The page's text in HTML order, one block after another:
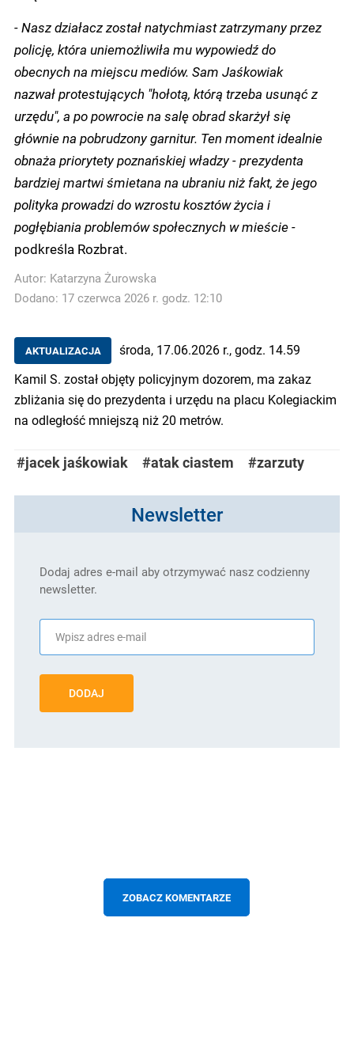
- Nasz działacz został natychmiast zatrzymany przez
policję, która uniemożliwiła mu wypowiedź do
obecnych na miejscu mediów. Sam Jaśkowiak
nazwał protestujących "hołotą, którą trzeba usunąć z
urzędu", a po powrocie na salę obrad skarżył się
głównie na pobrudzony garnitur. Ten moment idealnie
obnaża priorytety poznańskiej władzy - prezydenta
bardziej martwi śmietana na ubraniu niż fakt, że jego
polityka prowadzi do wzrostu kosztów życia i
pogłębiania problemów społecznych w mieście -
podkreśla Rozbrat.
Autor: Katarzyna Żurowska
Dodano: 17 czerwca 2026 r. godz. 12:10
AKTUALIZACJA
środa, 17.06.2026 r., godz. 14.59
Kamil S. został objęty policyjnym dozorem, ma zakaz
zbliżania się do prezydenta i urzędu na placu Kolegiackim
na odległość mniejszą niż 20 metrów.
#jacek jaśkowiak #atak ciastem #zarzuty
Newsletter
Dodaj adres e-mail aby otrzymywać nasz codzienny
newsletter.
DODAJ
ZOBACZ KOMENTARZE